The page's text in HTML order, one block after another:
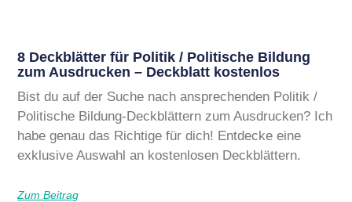
8 Deckblätter für Politik / Politische Bildung
zum Ausdrucken – Deckblatt kostenlos
Bist du auf der Suche nach ansprechenden Politik /
Politische Bildung-Deckblättern zum Ausdrucken? Ich
habe genau das Richtige für dich! Entdecke eine
exklusive Auswahl an kostenlosen Deckblättern.
Zum Beitrag